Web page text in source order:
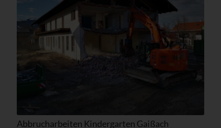
Abbrucharbeiten Kindergarten Gaißach